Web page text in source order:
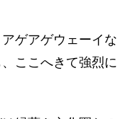
ゲアゲウェーイな
ここへきて強烈に